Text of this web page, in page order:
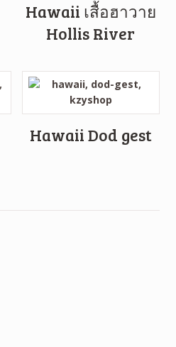
Hawaii เสื้อฮาวาย
Hollis River
Hawaii Dod gest